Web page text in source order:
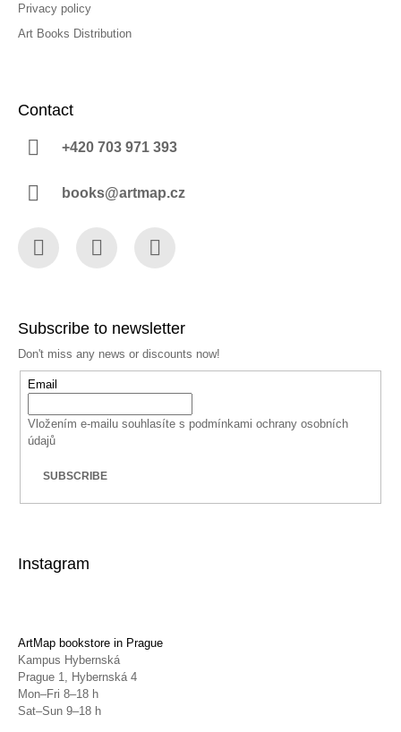
Privacy policy
Art Books Distribution
Contact
+420 703 971 393
books@artmap.cz
Subscribe to newsletter
Don't miss any news or discounts now!
Email
Vložením e-mailu souhlasíte s podmínkami ochrany osobních
údajů
SUBSCRIBE
Instagram
ArtMap bookstore in Prague
Kampus Hybernská
Prague 1, Hybernská 4
Mon–Fri 8–18 h
Sat–Sun 9–18 h